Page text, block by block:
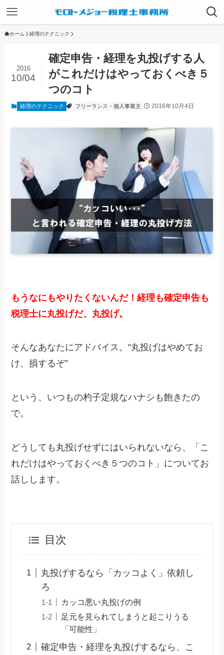
ホーム 経理のテクニック
確定申告・経理を丸投げする人
がこれだけはやっておくべき５
つのコト
2016
10/04
経理のテクニック フリーランス・個人事業主 2016年10月4日
もうなにもやりたくないんだ！経理も確定申告も
税理士に丸投げだ、丸投げ。
そんなあなたにアドバイス。”丸投げはやめてお
け、損するぞ”
という、いつもの杓子定規なハナシも飽きたの
で。
どうしても丸投げせずにはいられないなら、「こ
れだけはやっておくべき５つのコト」についてお
話しします。
目次
丸投げするなら「カッコよく」依頼し
ろ
カッコ悪い丸投げの例
足元を見られてしまうと起こりうる
「可能性」
確定申告・経理を丸投げするなら、こ